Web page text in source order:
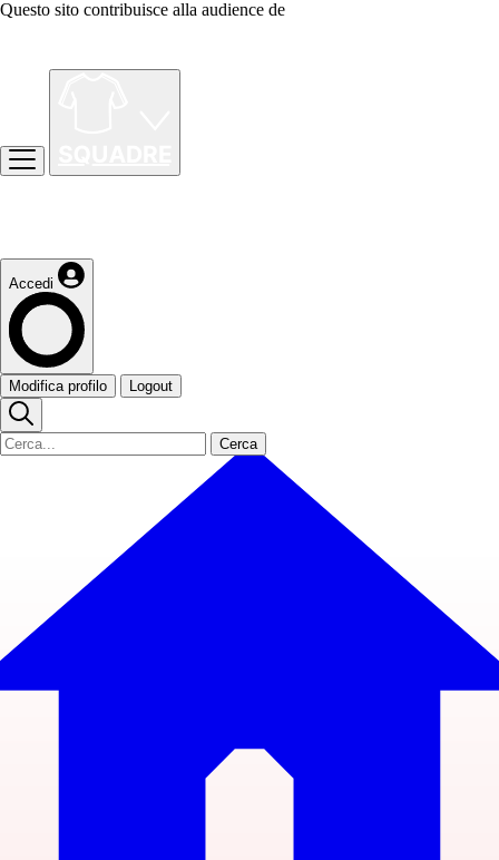
Questo sito contribuisce alla audience de
Accedi
Modifica profilo Logout
Cerca